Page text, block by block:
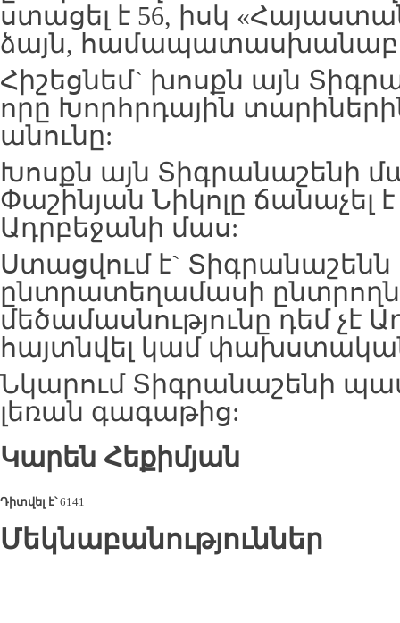
ստացել է 56, իսկ
ձայն,
Հիշեցնեմ` խոսքն այն
որը Խորհրդային
անունը:
Խոսքն այն Տիգրանաշենի
Փաշինյան Նիկոլը ճանաչել
Ադրբեջանի մաս:
Ստացվում է` Տիգրանաշենն
ընտրատեղամասի
մեծամասնությունը դեմ չէ
հայտնվել կամ
Նկարում Տիգրանաշենի
լեռան գագաթից:
Կարեն Հեքիմյան
Դիտվել է՝6141
Մեկնաբանություններ